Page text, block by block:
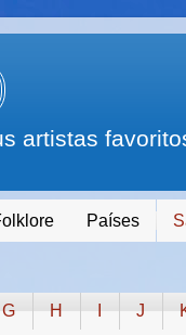
artistas
Países
G H J